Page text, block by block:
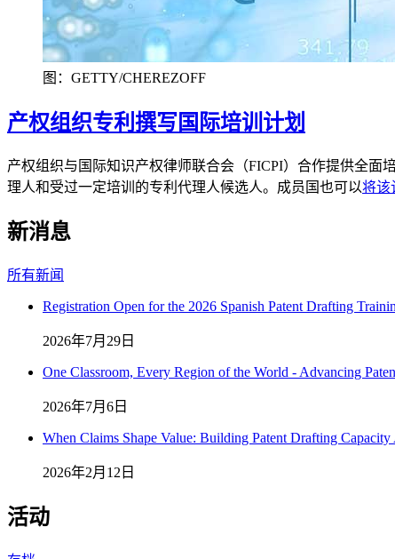
图：GETTY/CHEREZOFF
产权组织专利撰写国际培训计划
产权组织与国际知识产权律师联合会（FICPI）合作提供全
理人和受过一定培训的专利代理人候选人。成员国也可以将该
新消息
所有新闻
Registration Open for the 2026 Spanish Patent Drafting
2026年7月29日
One Classroom, Every Region of the World - Advancing
2026年7月6日
When Claims Shape Value: Building Patent Drafting
2026年2月12日
活动